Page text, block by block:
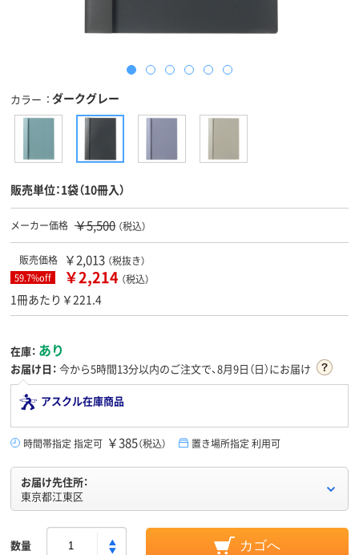
カラー ダークグレー
販売単位：1袋（10冊入）
メーカー価格 ￥5,500 （税込）
販売価格 ￥2,013 （税抜き）
59.7%off ￥2,214 （税込）
1冊あたり￥221.4
在庫： あり
お届け日： 今から5時間13分以内のご注文で、8月9日（日）にお届け
アスクル在庫商品
時間帯指定 指定可 ￥385（税込） 置き場所指定 利用可
お届け先住所：
東京都江東区
数量 カゴへ